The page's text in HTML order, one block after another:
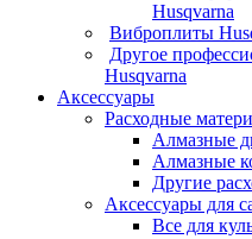
Husqvarna
Виброплиты
Другое
Husqvarna
Аксессуары
Расходные
Алмазные
Алмазные
Другие
Аксессуары для
Все для